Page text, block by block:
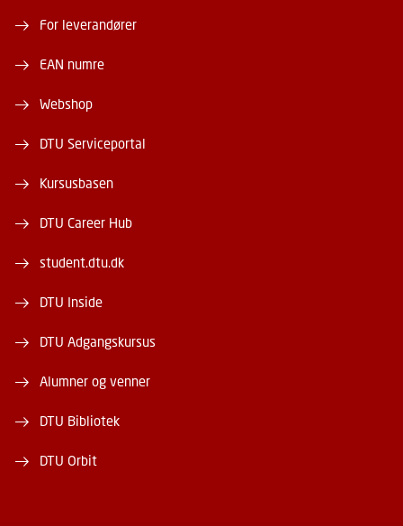
For leverandører
EAN numre
Webshop
DTU Serviceportal
Kursusbasen
DTU Career Hub
student.dtu.dk
DTU Inside
DTU Adgangskursus
Alumner og venner
DTU Bibliotek
DTU Orbit